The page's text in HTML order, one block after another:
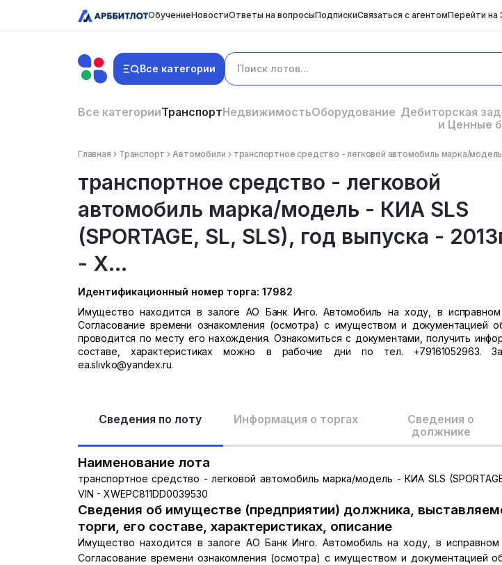
ОбучениеНовостиОтветы на вопросыПодпискиСвязаться с агентомПерейти на
Все категории
Все категорииТранспортНедвижимостьОборудование Дебиторская
и Ценные
Главная Транспорт Автомобили транспортное средство - легковой автомобиль марка/модель
транспортное средство - легковой
автомобиль марка/модель - КИА SLS
(SPORTAGE, SL, SLS), год выпуска -
- X...
Идентификационный номер торга: 17982
Имущество находится в залоге АО Банк Инго. Автомобиль на ходу, в
Согласование времени ознакомления (осмотра) с имуществом и документацией
проводится по месту его нахождения. Ознакомиться с документами, получить
составе, характеристиках можно в рабочие дни по тел. +79161052963.
ea.slivko@yandex.ru.
Сведения по лоту Информация о торгах
Сведения о
должнике
Наименование лота
транспортное средство - легковой автомобиль марка/модель - КИА SLS
VIN - XWEPC811DD0039530
Сведения об имуществе (предприятии) должника,
торги, его составе, характеристиках, описание
Имущество находится в залоге АО Банк Инго. Автомобиль на ходу, в
Согласование времени ознакомления (осмотра) с имуществом и документацией